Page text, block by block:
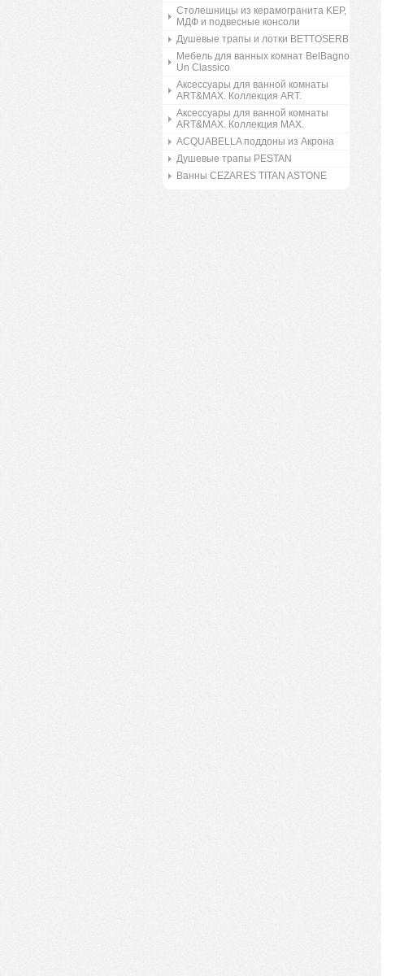
Столешницы из керамогранита KEP,
МДФ и подвесные консоли
Душевые трапы и лотки BETTOSERB
Мебель для ванных комнат BelBagno
Un Classico
Аксессуары для ванной комнаты
ART&MAX. Коллекция ART.
Аксессуары для ванной комнаты
ART&MAX. Коллекция MAX.
ACQUABELLA поддоны из Акрона
Душевые трапы PESTAN
Ванны CEZARES TITAN ASTONE